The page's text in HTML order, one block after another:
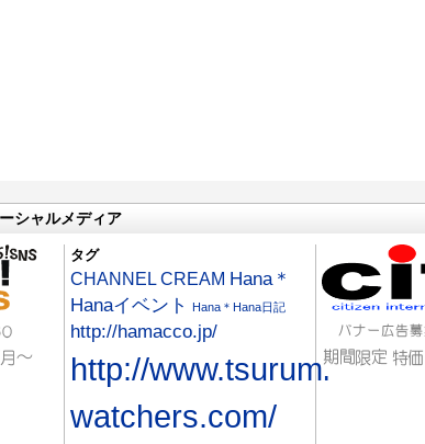
シャルメディア
タグ
CHANNEL CREAM Hana＊
Hanaイベント
Hana＊Hana日記
http://hamacco.jp/
http://www.tsurumi-
watchers.com/